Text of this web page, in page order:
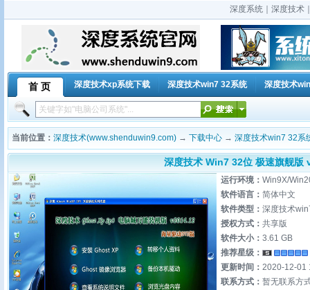
深度系统｜深度技术
首 页 深度技术xp系统下载 深度技术win7 32系统 深度技术
当前位置： 深度技术(www.shenduwin9.com) → 下载中心 → 深度技术win7 32系
深度技术 Win7 32位 极速旗舰版
运行环境： Win9X/
软件语言： 简体中文
软件类型： 深度技术
授权方式： 共享版
软件大小： 3.61 GB
推荐星级：
更新时间： 2020-12-01
联系方式： 暂无联系方